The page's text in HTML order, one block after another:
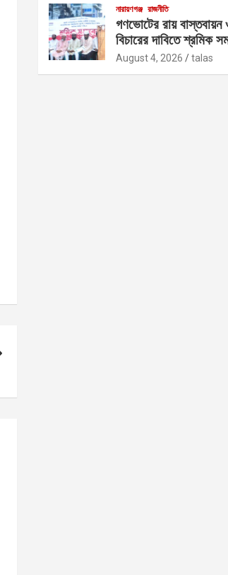
নারায়ণগঞ্জ রাজনীতি
গণভোটের রায়
বিচারের দাবিতে শ্রমিক
August 4, 2026 talas